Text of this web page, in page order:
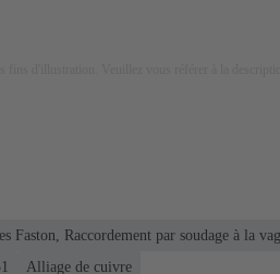
Faston, Raccordement par soudage à la
Alliage de cuivre